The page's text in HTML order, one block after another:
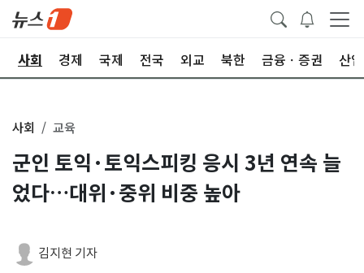
사회 경제 국제 전국 외교 북한 금융ㆍ증권 산업
사회 교육
군인 토익·토익스피킹 응시 3년 연속 늘
었다…대위·중위 비중 높아
김지현 기자